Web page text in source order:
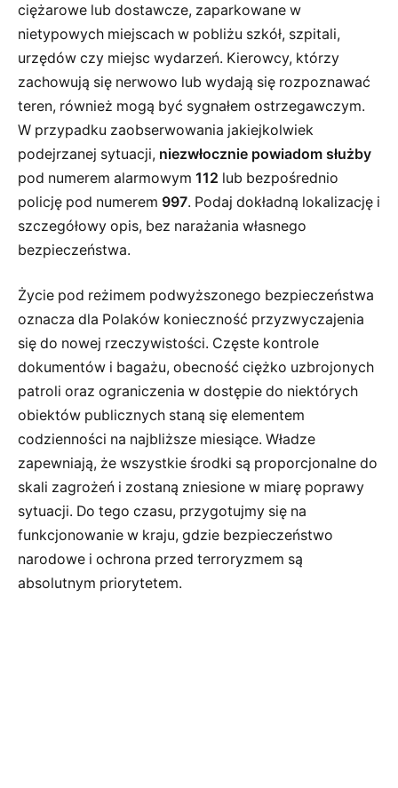
ciężarowe lub dostawcze, zaparkowane w
nietypowych miejscach w pobliżu szkół, szpitali,
urzędów czy miejsc wydarzeń. Kierowcy, którzy
zachowują się nerwowo lub wydają się rozpoznawać
teren, również mogą być sygnałem ostrzegawczym.
W przypadku zaobserwowania jakiejkolwiek
podejrzanej sytuacji, niezwłocznie powiadom służby
pod numerem alarmowym 112 lub bezpośrednio
policję pod numerem 997. Podaj dokładną lokalizację i
szczegółowy opis, bez narażania własnego
bezpieczeństwa.
Życie pod reżimem podwyższonego bezpieczeństwa
oznacza dla Polaków konieczność przyzwyczajenia
się do nowej rzeczywistości. Częste kontrole
dokumentów i bagażu, obecność ciężko uzbrojonych
patroli oraz ograniczenia w dostępie do niektórych
obiektów publicznych staną się elementem
codzienności na najbliższe miesiące. Władze
zapewniają, że wszystkie środki są proporcjonalne do
skali zagrożeń i zostaną zniesione w miarę poprawy
sytuacji. Do tego czasu, przygotujmy się na
funkcjonowanie w kraju, gdzie bezpieczeństwo
narodowe i ochrona przed terroryzmem są
absolutnym priorytetem.